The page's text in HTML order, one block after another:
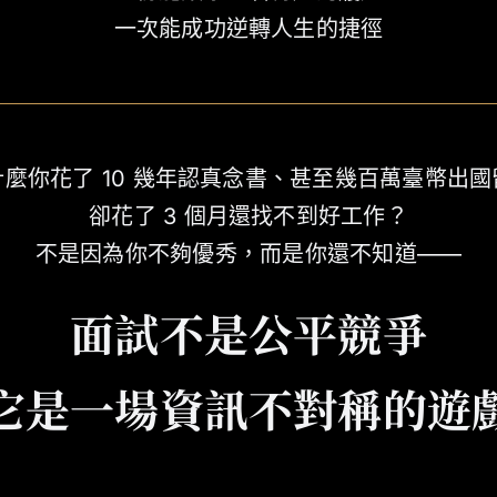
一次能成功逆轉人生的捷徑
你花了 10 幾年認真念書、 甚至幾百萬臺幣出
卻花了 3 個月還找不到好工作？
不是因為你不夠優秀，而是你還不知道——
面試不是公平競爭
是一場資訊不對稱的遊